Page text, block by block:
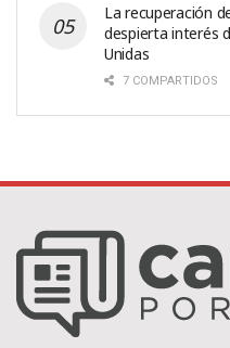
La recuperación
despierta interés
Unidas
7 COMPARTIDOS